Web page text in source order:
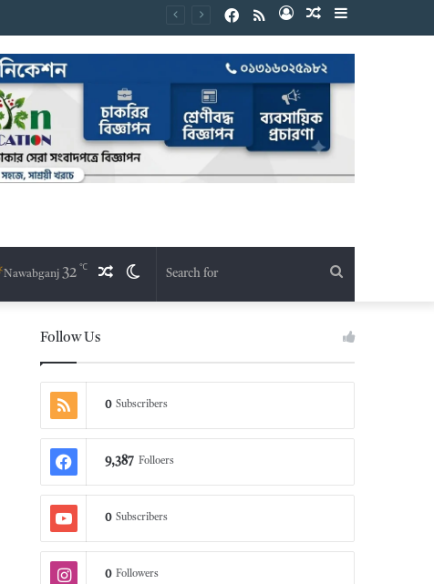
Sidebar
Random
Log
RSS
Facebook
Switch
Random
Nawabganj 32 ℃
Follow Us
0 Subscribers
9,387 Folloers
0 Subscribers
0 Followers